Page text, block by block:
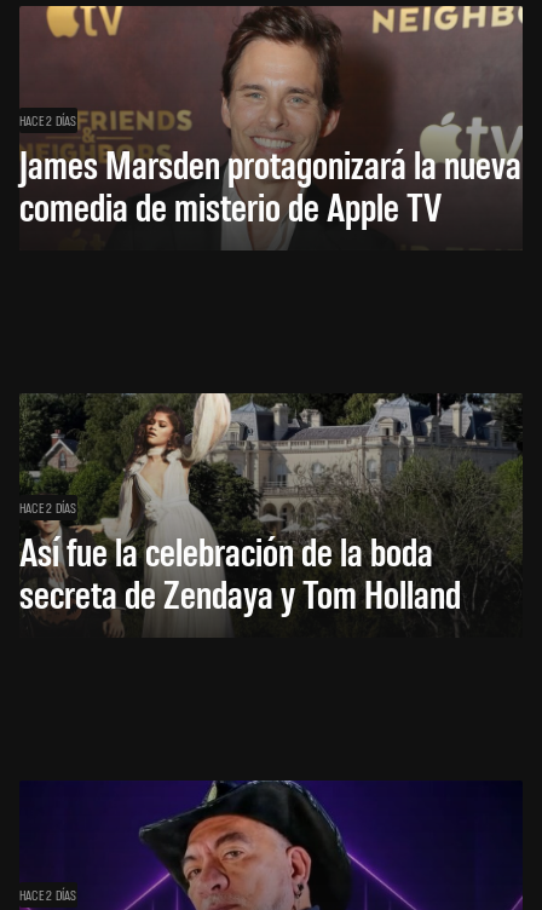
HACE 2 DÍAS
James Marsden protagonizará la nueva
comedia de misterio de Apple TV
HACE 2 DÍAS
Así fue la celebración de la boda
secreta de Zendaya y Tom Holland
HACE 2 DÍAS